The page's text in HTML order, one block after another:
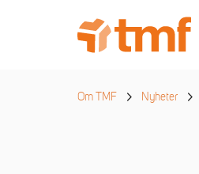
Om TMF Nyheter